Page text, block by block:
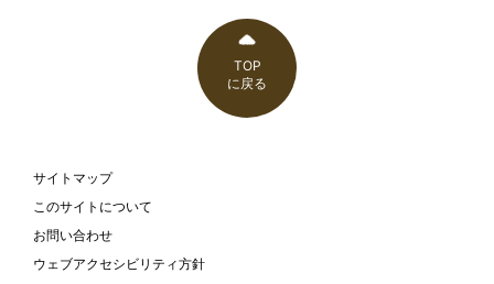
TOP
に戻る
サイトマップ
このサイトについて
お問い合わせ
ウェブアクセシビリティ方針